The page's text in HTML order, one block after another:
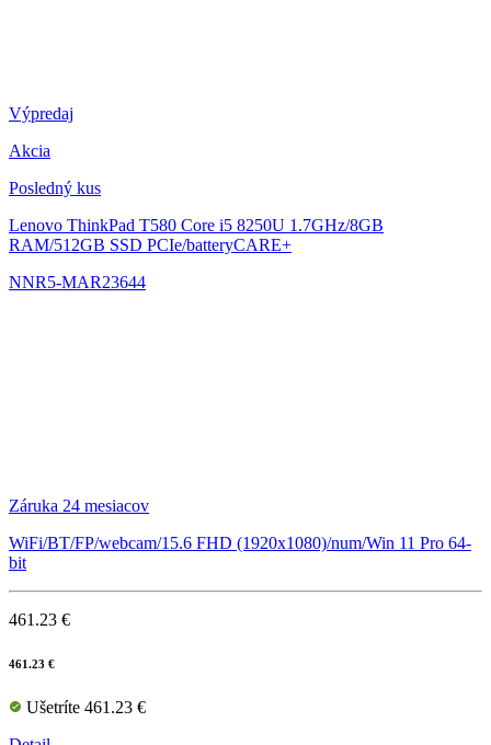
Výpredaj
Akcia
Posledný kus
Lenovo ThinkPad T580 Core i5 8250U 1.7GHz/8GB
RAM/512GB SSD PCIe/batteryCARE+
NNR5-MAR23644
Záruka 24 mesiacov
WiFi/BT/FP/webcam/15.6 FHD (1920x1080)/num/Win 11 Pro 64-
bit
461.23 €
461.23 €
Ušetríte 461.23 €